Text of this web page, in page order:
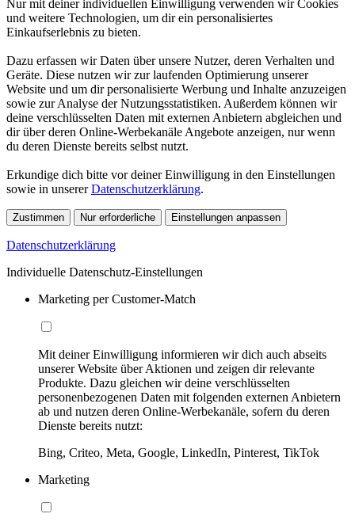
Nur mit deiner individuellen Einwilligung verwenden wir Cookies
und weitere Technologien, um dir ein personalisiertes
Einkaufserlebnis zu bieten.
Dazu erfassen wir Daten über unsere Nutzer, deren Verhalten und
Geräte. Diese nutzen wir zur laufenden Optimierung unserer
Website und um dir personalisierte Werbung und Inhalte anzuzeigen
sowie zur Analyse der Nutzungsstatistiken. Außerdem können wir
deine verschlüsselten Daten mit externen Anbietern abgleichen und
dir über deren Online-Werbekanäle Angebote anzeigen, nur wenn
du deren Dienste bereits selbst nutzt.
Erkundige dich bitte vor deiner Einwilligung in den Einstellungen
sowie in unsererDatenschutzerklärung.
Zustimmen Nur erforderliche Einstellungen anpassen
Datenschutzerklärung
Individuelle Datenschutz-Einstellungen
Marketing per Customer-Match
Mit deiner Einwilligung informieren wir dich auch abseits
unserer Website über Aktionen und zeigen dir relevante
Produkte. Dazu gleichen wir deine verschlüsselten
personenbezogenen Daten mit folgenden externen Anbietern
ab und nutzen deren Online-Werbekanäle, sofern du deren
Dienste bereits nutzt:
Bing, Criteo, Meta, Google, LinkedIn, Pinterest, TikTok
Marketing